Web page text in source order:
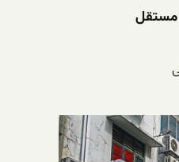
مستقل